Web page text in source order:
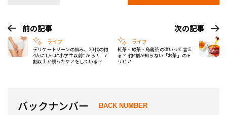
前の記事
ライフ
デリケートゾーンの悩み、20代の約
4人に1人は“小学生以前”から！ 7
割以上が誤ったケアをしている!?
次の記事
ライフ
紅茶・緑茶・烏龍茶の違いって言え
る？ 約4割が知らない「お茶」のト
リビア
バックナンバー BACK NUMBER